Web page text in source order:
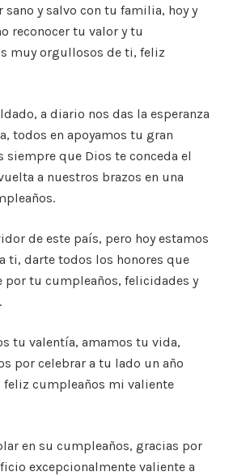
sano y salvo con tu familia, hoy y
reconocer tu valor y tu
muy orgullosos de ti, feliz
a diario nos das la esperanza
todos en apoyamos tu gran
siempre que Dios te conceda el
a nuestros brazos en una
de este país, pero hoy estamos
ti, darte todos los honores que
por tu cumpleaños, felicidades y
tu valentía, amamos tu vida,
por celebrar a tu lado un año
feliz cumpleaños mi valiente
en su cumpleaños, gracias por
excepcionalmente valiente a